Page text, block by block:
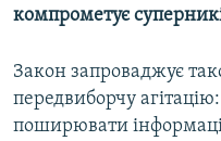
ФОТО
СПЕЦПРОЄКТИ
ПОДКАСТИ
компрометує
Закон запроваджує
передвиборчу
поширювати